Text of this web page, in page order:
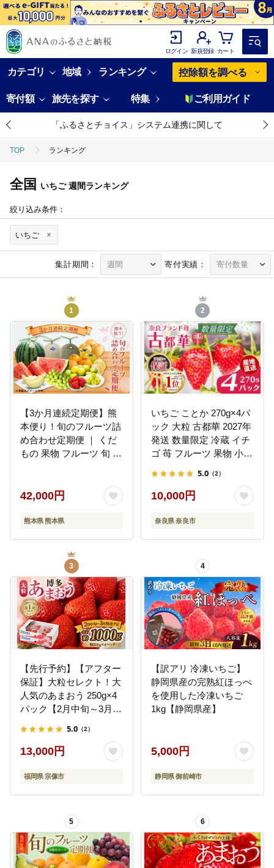
ログイン 新規登録 カート
カテゴリ 地域 ランキング 控除額を調べる
寄付額 旅先を探す 特集 ご利用ガイド
「ふるさとチョイス」システム連携に関して
TOP ランキング
全国 いちご週間ランキング
絞り込み条件：
いちご
集計期間： 寄付実績：
1
【3か月連続定期便】熊
本便り！旬のフルーツ詰
め合わせ定期便 ｜ くだ
もの 果物 フルーツ 旬 い
マスカット 梨 柿 熊本県
42,000円
熊本県 熊本県
2
いちご ことか 270g×4パ
ック 大粒 古都華 2027年
発送 数量限定 冷蔵 イチ
ゴ 苺 フルーツ 果物 小分
おすすめ 贈答 プレゼン
ト ギフト 奈良県 奈良市
5.0 （2）
10,000円
奈良県 奈良市
3
【先行予約】【アフター
保証】大粒セレクト！大
人気のあまおう 250g×4
パック【2月中旬～3月発
_HA0275
5.0 （2）
13,000円
福岡県 宗像市
4
【訳アリ 冷凍いちご】
静岡県産の完熟紅ほっぺ
を使用した冷凍いちご
1kg【静岡県産】
5,000円
静岡県 御前崎市
5 6